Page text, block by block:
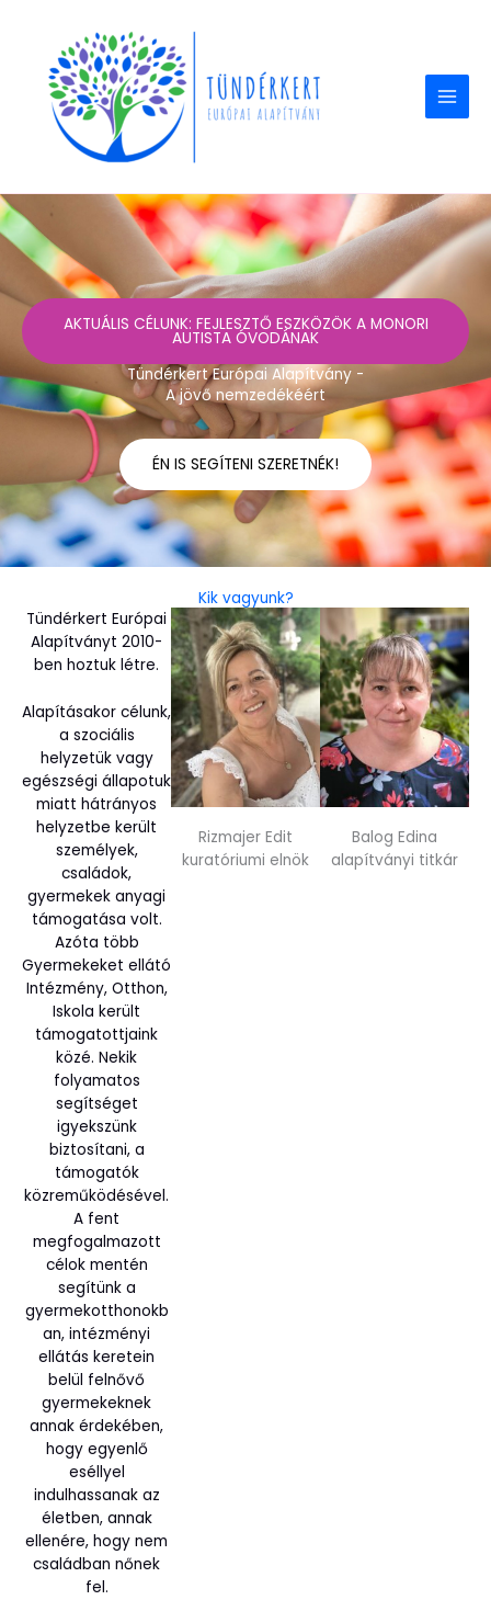
content
AKTUÁLIS CÉLUNK: FEJLESZTŐ ESZKÖZÖK A MONORI
AUTISTA ÓVODÁNAK
Tündérkert Európai Alapítvány -
A jövő nemzedékéért
ÉN IS SEGÍTENI SZERETNÉK!
Kik vagyunk?
Tündérkert Európai
Alapítványt 2010-
ben hoztuk létre.
Alapításakor célunk,
a szociális
helyzetük vagy
egészségi állapotuk
miatt hátrányos
helyzetbe került
személyek,
családok,
gyermekek anyagi
támogatása volt.
Azóta több
Gyermekeket ellátó
Intézmény, Otthon,
Iskola került
támogatottjaink
közé. Nekik
folyamatos
segítséget
igyekszünk
biztosítani, a
támogatók
közreműködésével.
A fent
megfogalmazott
célok mentén
segítünk a
gyermekotthonokb
an, intézményi
ellátás keretein
belül felnővő
gyermekeknek
annak érdekében,
hogy egyenlő
eséllyel
indulhassanak az
életben, annak
ellenére, hogy nem
családban nőnek
fel.
Rizmajer Edit
kuratóriumi elnök
Balog Edina
alapítványi titkár